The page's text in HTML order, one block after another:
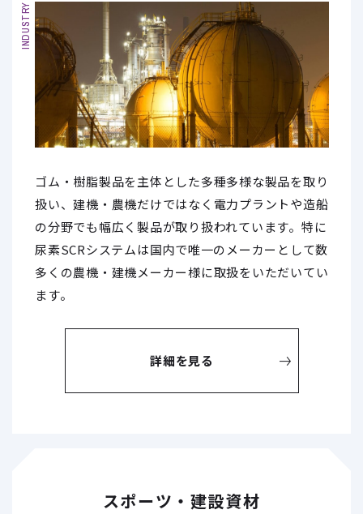
INDUSTRY
ゴム・樹脂製品を主体とした多種多様な製品を取り
扱い、建機・農機だけではなく電力プラントや造船
の分野でも幅広く製品が取り扱われています。特に
尿素SCRシステムは国内で唯一のメーカーとして数
多くの農機・建機メーカー様に取扱をいただいてい
ます。
詳細を見る
スポーツ・建設資材